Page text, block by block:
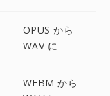
OPUS から
WAV に
WEBM から